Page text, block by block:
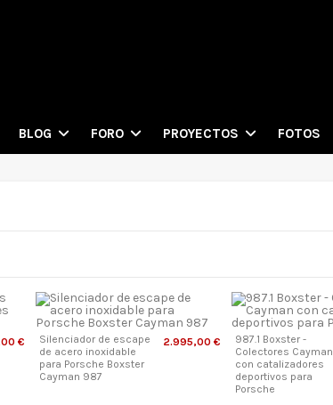
BLOG FORO PROYECTOS FOTOS
€
Silenciador de escape
de acero inoxidable
para Porsche Boxster
Cayman 987
2.995,00 €
987.1 Boxster -
Colectores Cayman
con catalizadores
deportivos para
Porsche